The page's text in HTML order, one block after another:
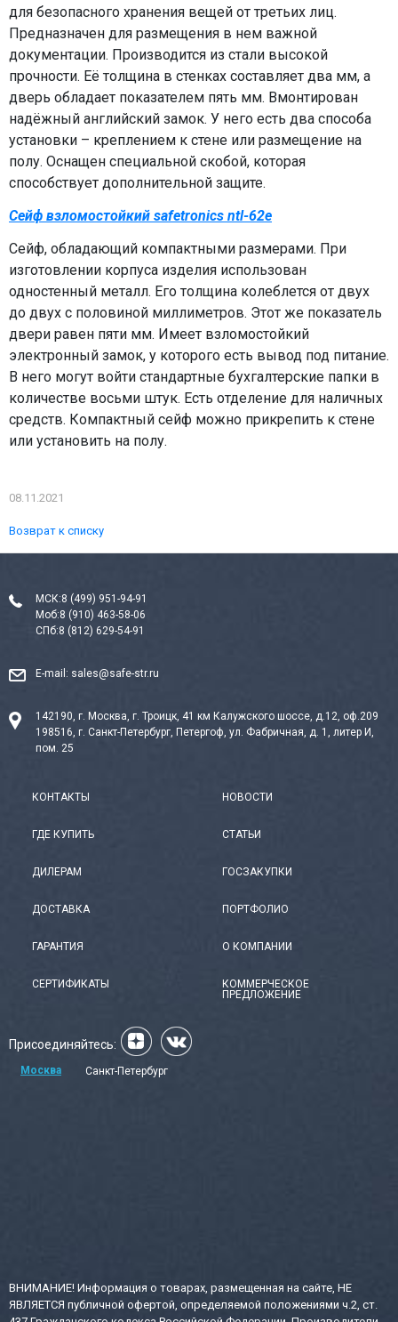
для безопасного хранения вещей от третьих лиц.
Предназначен для размещения в нем важной
документации. Производится из стали высокой
прочности. Её толщина в стенках составляет два мм, а
дверь обладает показателем пять мм. Вмонтирован
надёжный английский замок. У него есть два способа
установки – креплением к стене или размещение на
полу. Оснащен специальной скобой, которая
способствует дополнительной защите.
Сейф взломостойкий safetronics ntl-62e
Сейф, обладающий компактными размерами. При
изготовлении корпуса изделия использован
одностенный металл. Его толщина колеблется от двух
до двух с половиной миллиметров. Этот же показатель
двери равен пяти мм. Имеет взломостойкий
электронный замок, у которого есть вывод под питание.
В него могут войти стандартные бухгалтерские папки в
количестве восьми штук. Есть отделение для наличных
средств. Компактный сейф можно прикрепить к стене
или установить на полу.
08.11.2021
Возврат к списку
МСК:8 (499) 951-94-91
Моб:8 (910) 463-58-06
СПб:8 (812) 629-54-91
E-mail: sales@safe-str.ru
142190, г. Москва, г. Троицк, 41 км Калужского шоссе, д.12, оф.209
198516, г. Санкт-Петербург, Петергоф, ул. Фабричная, д. 1, литер И,
пом. 25
КОНТАКТЫ
ГДЕ КУПИТЬ
ДИЛЕРАМ
ДОСТАВКА
ГАРАНТИЯ
СЕРТИФИКАТЫ
НОВОСТИ
СТАТЬИ
ГОСЗАКУПКИ
ПОРТФОЛИО
О КОМПАНИИ
КОММЕРЧЕСКОЕ
ПРЕДЛОЖЕНИЕ
Присоединяйтесь:
Москва Санкт-Петербург
ВНИМАНИЕ! Информация о товарах, размещенная на сайте, НЕ
ЯВЛЯЕТСЯ публичной офертой, определяемой положениями ч.2, ст.